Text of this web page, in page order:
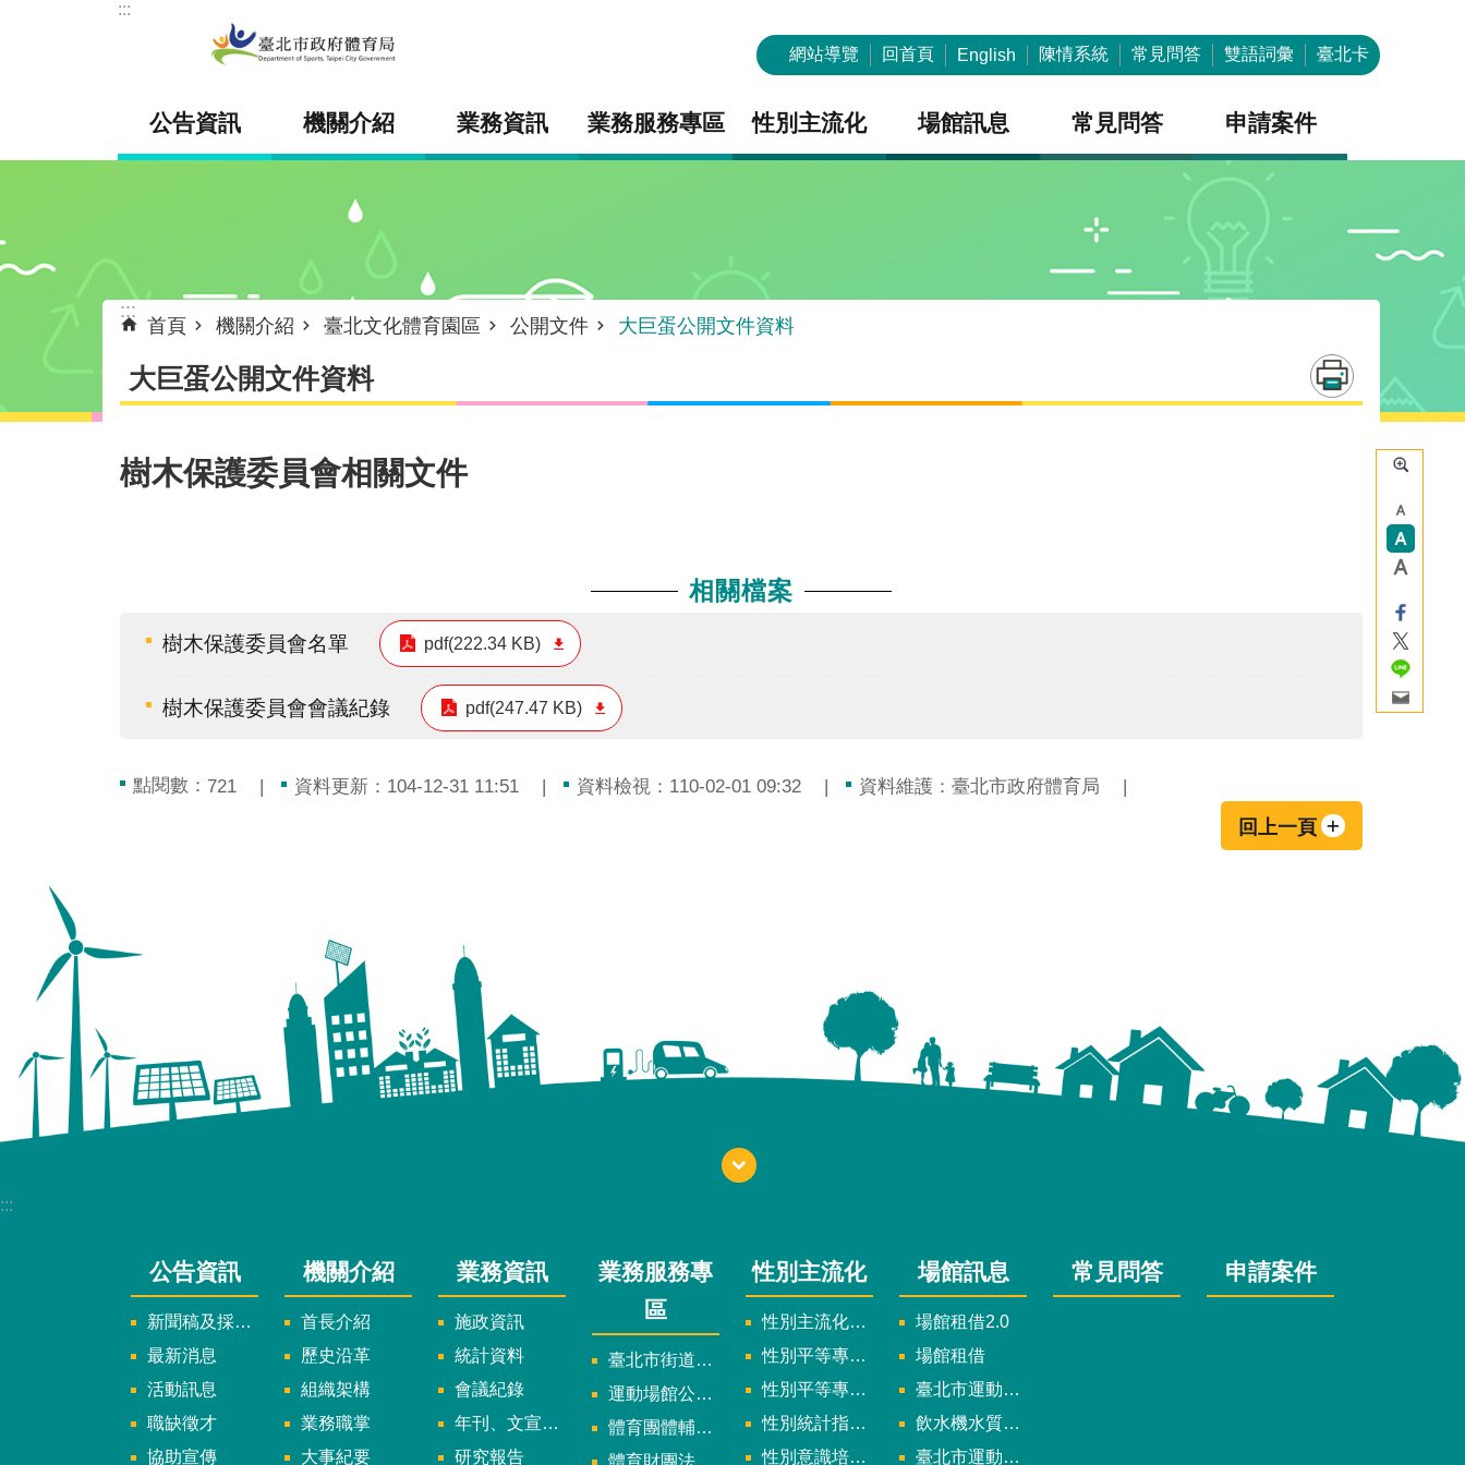
跳到主要內容區塊
:::
網站導覽 回首頁 English 陳情系統 常見問答 雙語詞彙 臺北卡
公告資訊 機關介紹 業務資訊 業務服務專區 性別主流化 場館訊息 常見問答 申請案件
:::
首頁 機關介紹 臺北文化體育園區 公開文件 大巨蛋公開文件資料
大巨蛋公開文件資料
樹木保護委員會相關文件
相關檔案
樹木保護委員會名單 pdf(222.34 KB)
樹木保護委員會會議紀錄 pdf(247.47 KB)
點閱數： 721 資料更新：104-12-31 11:51 資料檢視：110-02-01 09:32 資料維護：臺北市政府體育局
回上一頁
:::
公告資訊
新聞稿及採訪通知
最新消息
活動訊息
職缺徵才
協助宣傳
機關介紹
首長介紹
歷史沿革
組織架構
業務職掌
大事紀要
業務資訊
施政資訊
統計資料
會議紀錄
年刊、文宣及出版品
研究報告
業務服務專
區
臺北市街道遊戲申請專區
運動場館公司設立輔導專區
體育團體輔導訪視
體育財團法人/公益信託專區
性別主流化
性別主流化實施計畫暨細部計畫
性別平等專案小組委員名單
性別平等專案小組會議紀錄
性別統計指標及項目
性別意識培力、統計分析案、影響評估案
場館訊息
場館租借2.0
場館租借
臺北市運動中心
飲水機水質檢驗報告
臺北市運動中心預約系統
常見問答 申請案件